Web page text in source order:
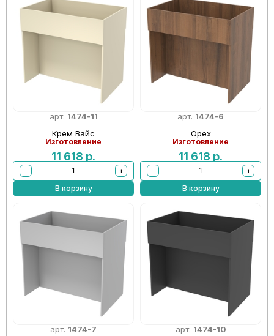
арт. 1474-11
Крем Вайс
Изготовление
11 618 р.
−
+
В корзину
арт. 1474-6
Орех
Изготовление
11 618 р.
−
+
В корзину
арт. 1474-7
арт. 1474-10